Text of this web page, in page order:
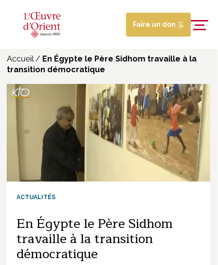
Faire un don
Accueil/ En Égypte le Père Sidhom travaille à la
transition démocratique
ACTUALITÉS
En Égypte le Père Sidhom
travaille à la transition
démocratique